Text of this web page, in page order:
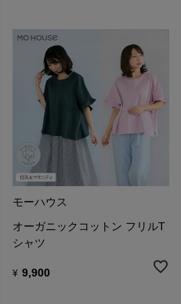
モーハウス
オーガニックコットン フリルT
シャツ
¥ 9,900